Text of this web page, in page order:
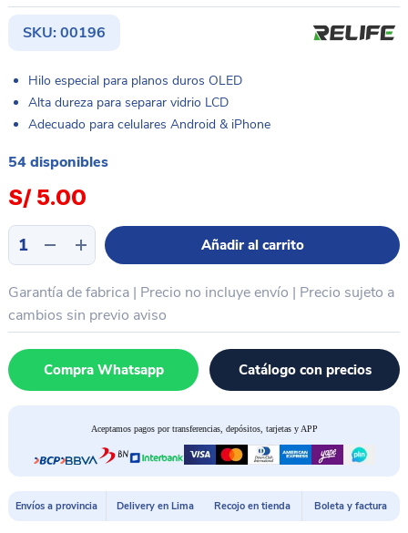
SKU: 00196
Hilo especial para planos duros OLED
Alta dureza para separar vidrio LCD
Adecuado para celulares Android & iPhone
54 disponibles
S/ 5.00
Hilo
0.8mm
glass
LCD
planos
OLED
RELIFE
RL-
Añadir al carrito
Garantía de fabrica | Precio no incluye envío | Precio sujeto a
cambios sin previo aviso
Compra Whatsapp Catálogo con precios
Aceptamos pagos por transferencias, depósitos, tarjetas y APP
Envíos a provincia Delivery en Lima Recojo en tienda Boleta y factura